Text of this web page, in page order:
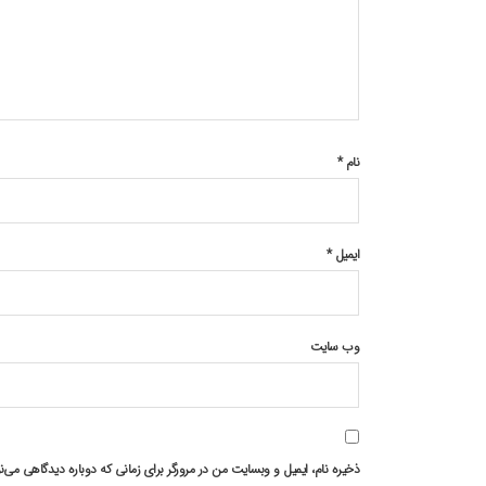
نام*
ایمیل*
وب‌ سایت
ذخیره نام، ایمیل و وبسایت من در مرورگر برای زمانی که دوباره دیدگاهی